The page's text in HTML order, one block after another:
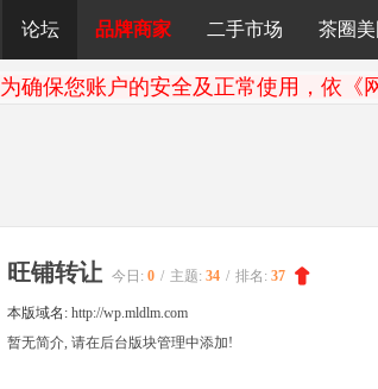
论坛 品牌商家 二手市场 茶圈美
在线考试 导读
为确保您账户的安全及正常使用，依《
旺铺转让 今日: 0 / 主题: 34 / 排名: 37
本版域名: http://wp.mldlm.com
暂无简介, 请在后台版块管理中添加!